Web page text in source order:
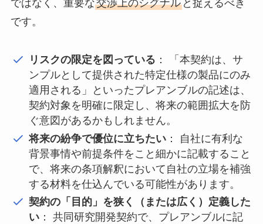
ではなく、重要な交渉上のシグナルと捉えるべき
です。
リスクの限定を図っている ： 「本契約は、サ
ンプルとして提供された特定仕様の製品にのみ
適用される」といったプレアンブルの記述は、
契約対象を明確に限定し、将来の範囲拡大を防
ぐ意図があるかもしれません。
将来の紛争で優位に立ちたい ： 自社に有利な
背景事情や前提条件をこと細かに記載すること
で、将来の条項解釈において自社の立場を補強
する材料を仕込んでいる可能性があります。
契約の「目的」を狭く（または広く）定義した
い ： 共同研究開発契約で、プレアンブルに記